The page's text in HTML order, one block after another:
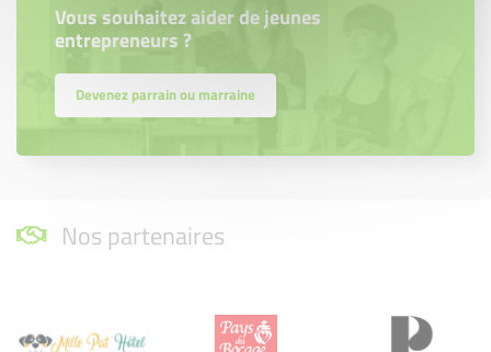
Vous souhaitez aider de jeunes
entrepreneurs ?
Devenez parrain ou marraine
Nos partenaires